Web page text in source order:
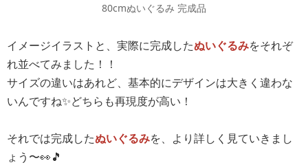
80cmぬいぐるみ 完成品
イメージイラストと、実際に完成したぬいぐるみをそれぞ
れ並べてみました！！
サイズの違いはあれど、基本的にデザインは大きく違わな
いんですね✨どちらも再現度が高い！
それでは完成したぬいぐるみを、より詳しく見ていきまし
ょう〜👀🎵